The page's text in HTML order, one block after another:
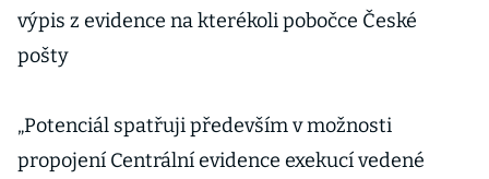
výpis z evidence na kterékoli pobočce České
pošty
„Potenciál spatřuji především v možnosti
propojení Centrální evidence exekucí vedené